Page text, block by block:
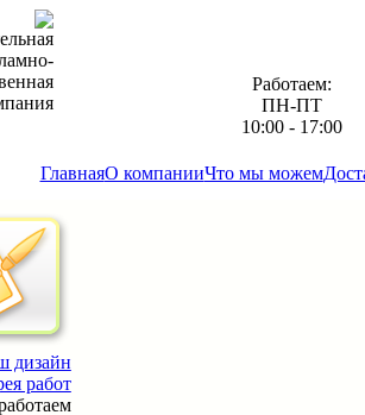
Работаем:
ПН-ПТ
10:00 - 17:00
ГлавнаяО компанииЧто мы можем
дизайн
работ